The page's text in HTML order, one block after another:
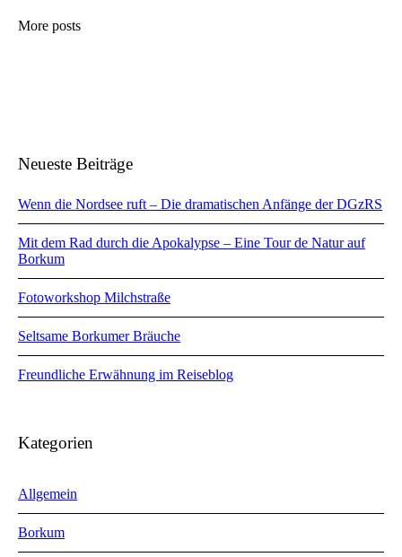
More posts
Neueste Beiträge
Wenn die Nordsee ruft – Die dramatischen Anfänge der DGzRS
Mit dem Rad durch die Apokalypse – Eine Tour de Natur auf
Borkum
Fotoworkshop Milchstraße
Seltsame Borkumer Bräuche
Freundliche Erwähnung im Reiseblog
Kategorien
Allgemein
Borkum